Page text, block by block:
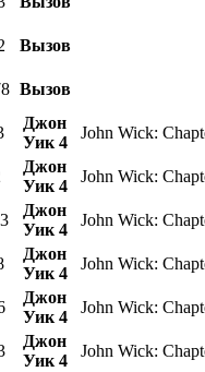
Вызов
Вызов
Джон
Уик 4
John Wick:
Джон
Уик 4
John Wick:
Джон
Уик 4
John Wick:
Джон
Уик 4
John Wick:
Джон
Уик 4
John Wick:
Джон
Уик 4
John Wick: